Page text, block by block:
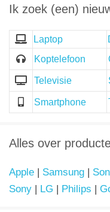
Ik zoek (een)
Laptop
Koptelefoon
Televisie
Smartphone
Alles over
Apple | Samsung |
Sony | LG | Philips |